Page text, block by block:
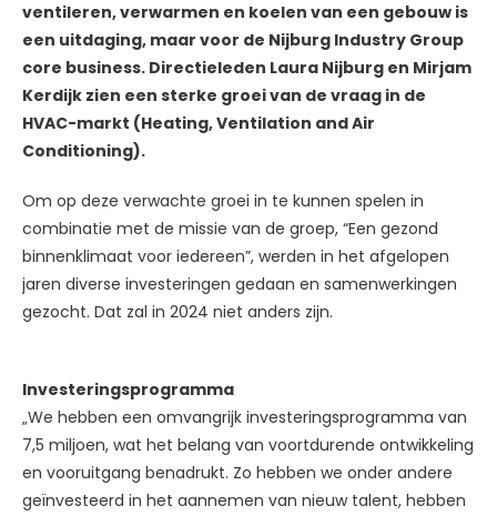
ventileren, verwarmen en koelen van een gebouw is
een uitdaging, maar voor de Nijburg Industry Group
core business. Directieleden Laura Nijburg en Mirjam
Kerdijk zien een sterke groei van de vraag in de
HVAC-markt (Heating, Ventilation and Air
Conditioning).
Om op deze verwachte groei in te kunnen spelen in
combinatie met de missie van de groep, “Een gezond
binnenklimaat voor iedereen”, werden in het afgelopen
jaren diverse investeringen gedaan en samenwerkingen
gezocht. Dat zal in 2024 niet anders zijn.
Investeringsprogramma
„We hebben een omvangrijk investeringsprogramma van
7,5 miljoen, wat het belang van voortdurende ontwikkeling
en vooruitgang benadrukt. Zo hebben we onder andere
geïnvesteerd in het aannemen van nieuw talent, hebben